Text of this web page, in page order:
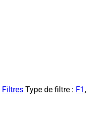
Filtres Type de filtre : F1 ,